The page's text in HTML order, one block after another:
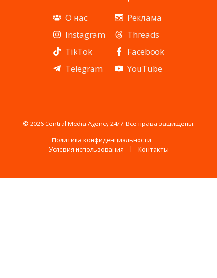
О нас
Instagram
TikTok
Telegram
Реклама
Threads
Facebook
YouTube
© 2026 Central Media Agency 24/7. Все права защищены.
Политика конфиденциальности
Условия использования
Контакты